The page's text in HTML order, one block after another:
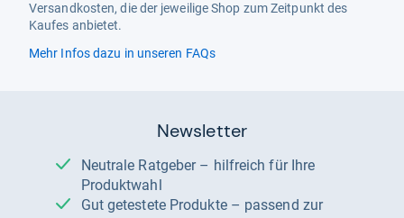
Versandkosten, die der jeweilige Shop zum Zeitpunkt des
Kaufes anbietet.
Mehr Infos dazu in unseren FAQs
Newsletter
Neutrale Ratgeber – hilfreich für Ihre
Produktwahl
Gut getestete Produkte – passend zur